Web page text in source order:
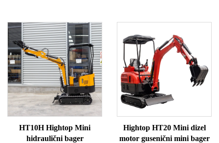
HT10H Hightop Mini
hidraulični bager
Hightop HT20 Mini dizel
motor gusenični mini bager